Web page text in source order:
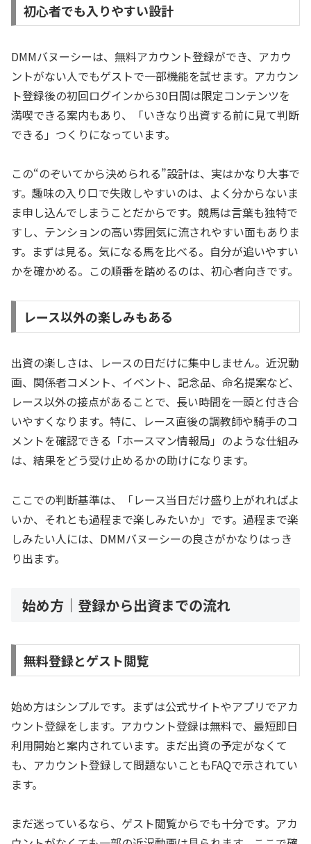
初心者でも入りやすい設計
DMMバヌーシーは、無料アカウント登録ができ、アカウ
ントがない人でもゲストで一部機能を試せます。アカウン
ト登録後の初回ログインから30日間は限定コンテンツを
満喫できる案内もあり、「いきなり出資する前に見て判断
できる」つくりになっています。
この“のぞいてから決められる”設計は、実はかなり大事で
す。趣味の入り口で失敗しやすいのは、よく分からないま
ま申し込んでしまうことだからです。競馬は言葉も独特で
すし、テンションの高い雰囲気に流されやすい面もありま
す。まずは見る。気になる馬を比べる。自分が追いやすい
かを確かめる。この順番を踏めるのは、初心者向きです。
レース以外の楽しみもある
出資の楽しさは、レースの日だけに集中しません。近況動
画、関係者コメント、イベント、記念品、命名提案など、
レース以外の接点があることで、長い時間を一頭と付き合
いやすくなります。特に、レース直後の調教師や騎手のコ
メントを確認できる「ホースマン情報局」のような仕組み
は、結果をどう受け止めるかの助けになります。
ここでの判断基準は、「レース当日だけ盛り上がれればよ
いか、それとも過程まで楽しみたいか」です。過程まで楽
しみたい人には、DMMバヌーシーの良さがかなりはっき
り出ます。
始め方｜登録から出資までの流れ
無料登録とゲスト閲覧
始め方はシンプルです。まずは公式サイトやアプリでアカ
ウント登録をします。アカウント登録は無料で、最短即日
利用開始と案内されています。まだ出資の予定がなくて
も、アカウント登録して問題ないこともFAQで示されてい
ます。
まだ迷っているなら、ゲスト閲覧からでも十分です。アカ